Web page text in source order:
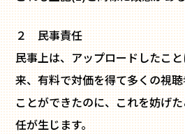
２ 民事責任
民事上は、アップロードしたこ
来、有料で対価を得て多くの視
ことができたのに、これを妨げ
任が生じます。